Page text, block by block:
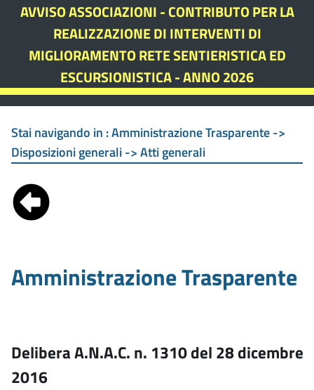
AVVISO ASSOCIAZIONI - CONTRIBUTO PER LA
REALIZZAZIONE DI INTERVENTI DI
MIGLIORAMENTO RETE SENTIERISTICA ED
ESCURSIONISTICA - ANNO 2026
Stai navigando in :Amministrazione Trasparente ->
Disposizioni generali -> Atti generali
Amministrazione Trasparente
Delibera A.N.A.C. n. 1310 del 28 dicembre
2016